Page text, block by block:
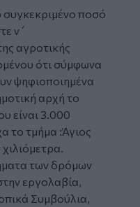
ποσό
ν΄
αγροτικής
ότι σύμφωνα
ψηφιοποιημένα
αρχή το
είναι 3.000
το τμήμα :Άγιος
των δρόμων
εργολαβία,
Συμβούλια,